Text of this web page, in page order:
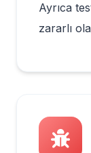
Ayrıca
zararlı